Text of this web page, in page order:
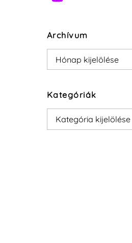
Archívum
Archívum
Kategóriák
Kategóriák